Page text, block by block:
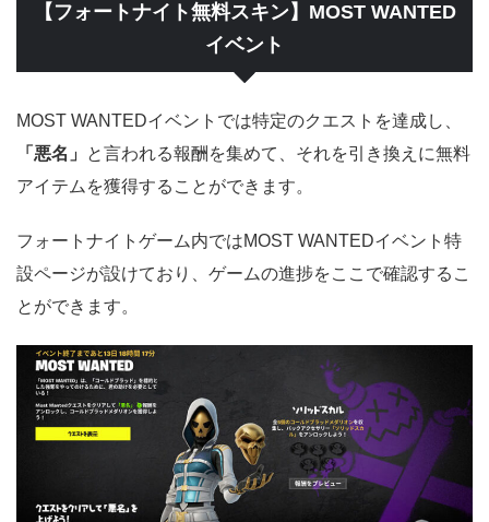
【フォートナイト無料スキン】MOST WANTED
イベント
MOST WANTEDイベントでは特定のクエストを達成し、
「悪名」
と言われる報酬を集めて、それを引き換えに無料
アイテムを獲得することができます。
フォートナイトゲーム内ではMOST WANTEDイベント特
設ページが設けており、ゲームの進捗をここで確認するこ
とができます。